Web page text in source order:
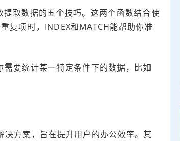
取数据的五个技巧。这两个函数结合使
复项时，INDEX和MATCH能帮助你准
要统计某一特定条件下的数据，比如
方案，旨在提升用户的办公效率。其